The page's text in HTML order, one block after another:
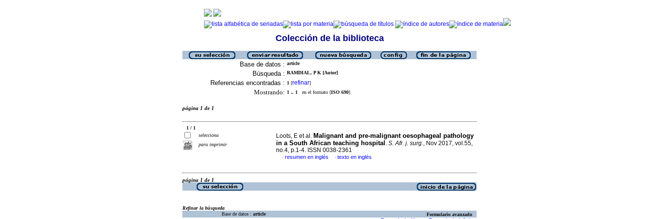
Colección de la biblioteca
Base de datos : article
Búsqueda : RAMDIAL, P K [Autor]
Referencias encontradas : 1 [refinar]
Mostrando: 1 .. 1 en el formato [ISO 690]
página 1 de 1
1 / 1
selecciona
para imprimir
Loots, E et al. Malignant and pre-malignant oesophageal pathology
in a South African teaching hospital . S. Afr. j. surg., Nov 2017, vol.55,
no.4, p.1-4. ISSN 0038-2361
· resumen en inglés · texto en inglés
página 1 de 1
Refinar la búsqueda
Base de datos : article Formulario avanzado